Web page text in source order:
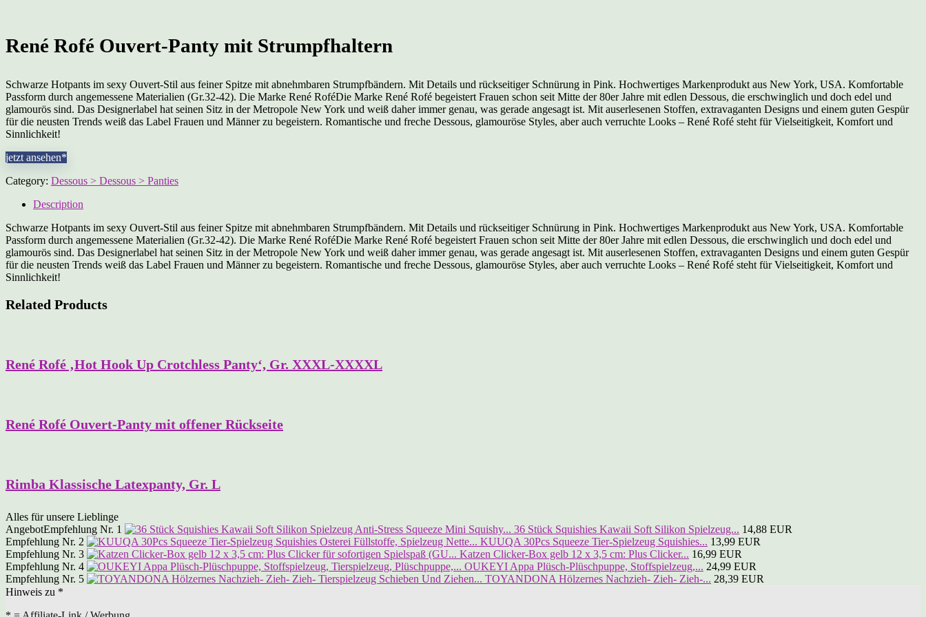
René Rofé Ouvert-Panty mit Strumpfhaltern
Schwarze Hotpants im sexy Ouvert-Stil aus feiner Spitze mit abnehmbaren Strumpfbändern. Mit Details und rückseitiger Schnürung in Pink. Hochwertiges Markenprodukt aus New York, USA. Komfortable
Passform durch angemessene Materialien (Gr.32-42). Die Marke René RoféDie Marke René Rofé begeistert Frauen schon seit Mitte der 80er Jahre mit edlen Dessous, die erschwinglich und doch edel und
glamourös sind. Das Designerlabel hat seinen Sitz in der Metropole New York und weiß daher immer genau, was gerade angesagt ist. Mit auserlesenen Stoffen, extravaganten Designs und einem guten Gespür
für die neusten Trends weiß das Label Frauen und Männer zu begeistern. Romantische und freche Dessous, glamouröse Styles, aber auch verruchte Looks – René Rofé steht für Vielseitigkeit, Komfort und
Sinnlichkeit!
jetzt ansehen*
Category: Dessous > Dessous > Panties
Description
Schwarze Hotpants im sexy Ouvert-Stil aus feiner Spitze mit abnehmbaren Strumpfbändern. Mit Details und rückseitiger Schnürung in Pink. Hochwertiges Markenprodukt aus New York, USA. Komfortable
Passform durch angemessene Materialien (Gr.32-42). Die Marke René RoféDie Marke René Rofé begeistert Frauen schon seit Mitte der 80er Jahre mit edlen Dessous, die erschwinglich und doch edel und
glamourös sind. Das Designerlabel hat seinen Sitz in der Metropole New York und weiß daher immer genau, was gerade angesagt ist. Mit auserlesenen Stoffen, extravaganten Designs und einem guten Gespür
für die neusten Trends weiß das Label Frauen und Männer zu begeistern. Romantische und freche Dessous, glamouröse Styles, aber auch verruchte Looks – René Rofé steht für Vielseitigkeit, Komfort und
Sinnlichkeit!
Related Products
René Rofé ‚Hot Hook Up Crotchless Panty‘, Gr. XXXL-XXXXL
René Rofé Ouvert-Panty mit offener Rückseite
Rimba Klassische Latexpanty, Gr. L
Alles für unsere Lieblinge
AngebotEmpfehlung Nr. 1 36 Stück Squishies Kawaii Soft Silikon Spielzeug... 14,88 EUR
Empfehlung Nr. 2
KUUQA 30Pcs Squeeze Tier-Spielzeug Squishies... 13,99 EUR
Empfehlung Nr. 3
Katzen Clicker-Box gelb 12 x 3,5 cm: Plus Clicker... 16,99 EUR
Empfehlung Nr. 4
OUKEYI Appa Plüsch-Plüschpuppe, Stoffspielzeug,... 24,99 EUR
Empfehlung Nr. 5
TOYANDONA Hölzernes Nachzieh- Zieh- Zieh-... 28,39 EUR
Hinweis zu *